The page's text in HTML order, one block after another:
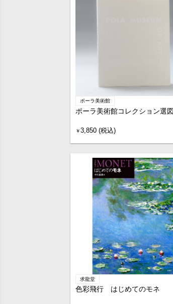
ポーラ美術館
ポーラ美術館コレクション選
￥3,850 (税込)
求龍堂
色彩飛行 はじめてのモネ